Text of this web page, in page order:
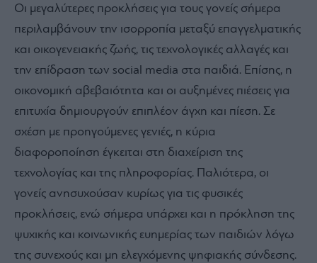
Οι μεγαλύτερες προκλήσεις για τους γονείς σήμερα
περιλαμβάνουν την ισορροπία μεταξύ επαγγελματικής
και οικογενειακής ζωής, τις τεχνολογικές αλλαγές και
την επίδραση των social media στα παιδιά. Επίσης, η
οικονομική αβεβαιότητα και οι αυξημένες πιέσεις για
επιτυχία δημιουργούν επιπλέον άγχη και πίεση. Σε
σχέση με προηγούμενες γενιές, η κύρια
διαφοροποίηση έγκειται στη διαχείριση της
τεχνολογίας και της πληροφορίας. Παλιότερα, οι
γονείς ανησυχούσαν κυρίως για τις φυσικές
προκλήσεις, ενώ σήμερα υπάρχει και η πρόκληση της
ψυχικής και κοινωνικής ευημερίας των παιδιών λόγω
της συνεχούς και μη ελεγχόμενης ψηφιακής σύνδεσης.